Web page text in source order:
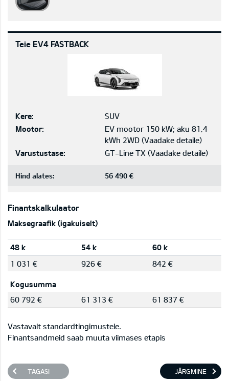
Teie EV4 FASTBACK
Kere:
SUV
Mootor:
EV mootor 150 kW; aku 81,4
kWh 2WD (Vaadake detaile)
Varustustase:
GT-Line TX (Vaadake detaile)
Hind alates: 56 490 €
Finantskalkulaator
Maksegraafik (igakuiselt)
48 k 54 k
60 k
1 031 €
926 € 842 €
Kogusumma
60 792 €
61 313 € 61 837 €
Vastavalt standardtingimustele.
Finantsandmeid saab muuta viimases etapis
TAGASI JÄRGMINE